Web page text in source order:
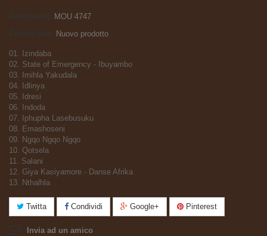
Riferimento
MOU 4747
Nuovo prodotto
01. Izindaba
02. State of Emergency - Ibuyambo
03. Imihla Yakudala
04. Idlinya
05. Idresi
06. Indoda
07. Iphupha Lasebusuku
08. Emashoseni
09. Ngqo Ngqo Ngqo
10. Qotsela
11. Salani
12. Giya Kasiyamore - Danse Afrika
13. Nthalhla
Twitta Condividi Google+ Pinterest
Invia ad un amico